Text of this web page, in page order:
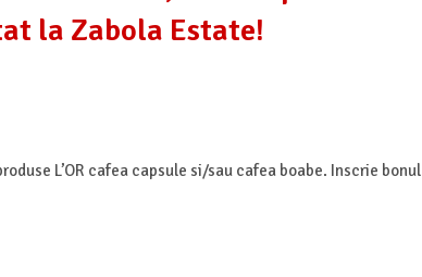
la Zabola Estate!
L’OR cafea capsule si/sau cafea boabe. Inscrie bonul